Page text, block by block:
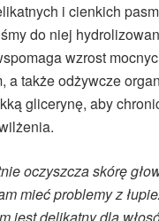
i cienkich
do niej
wzrost
a także odżywcze
glicerynę, aby
oczyszcza skórę
mieć problemy z